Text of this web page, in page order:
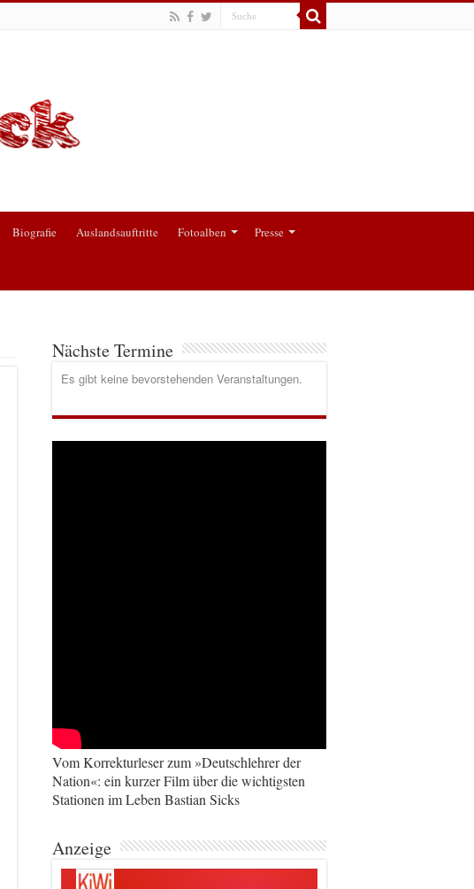
Biografie Auslandsauftritte Fotoalben Presse
Nächste Termine
Es gibt keine bevorstehenden Veranstaltungen.
Vom Korrekturleser zum »Deutschlehrer der
Nation«: ein kurzer Film über die wichtigsten
Stationen im Leben Bastian Sicks
Anzeige